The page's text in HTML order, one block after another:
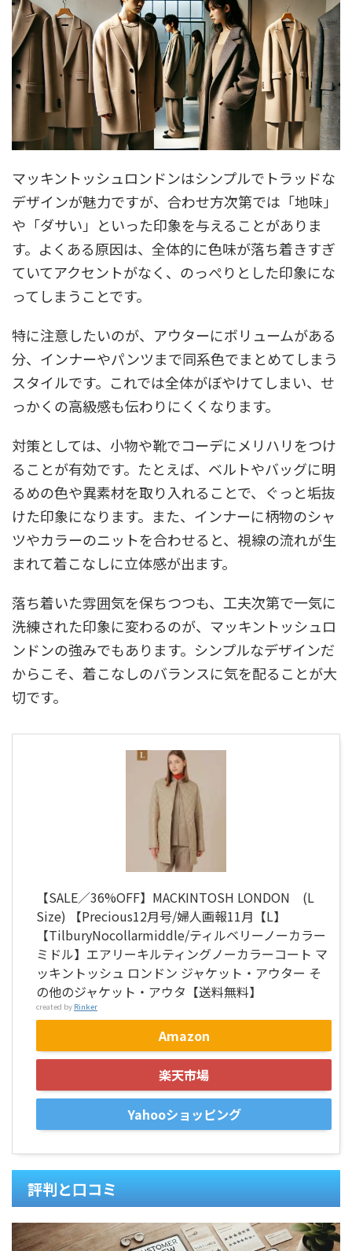
マッキントッシュロンドンはシンプルでトラッドな
デザインが魅力ですが、合わせ方次第では「地味」
や「ダサい」といった印象を与えることがありま
す。よくある原因は、全体的に色味が落ち着きすぎ
ていてアクセントがなく、のっぺりとした印象にな
ってしまうことです。
特に注意したいのが、アウターにボリュームがある
分、インナーやパンツまで同系色でまとめてしまう
スタイルです。これでは全体がぼやけてしまい、せ
っかくの高級感も伝わりにくくなります。
対策としては、小物や靴でコーデにメリハリをつけ
ることが有効です。たとえば、ベルトやバッグに明
るめの色や異素材を取り入れることで、ぐっと垢抜
けた印象になります。また、インナーに柄物のシャ
ツやカラーのニットを合わせると、視線の流れが生
まれて着こなしに立体感が出ます。
落ち着いた雰囲気を保ちつつも、工夫次第で一気に
洗練された印象に変わるのが、マッキントッシュロ
ンドンの強みでもあります。シンプルなデザインだ
からこそ、着こなしのバランスに気を配ることが大
切です。
【SALE／36%OFF】MACKINTOSH LONDON (L
Size) 【Precious12月号/婦人画報11月【L】
【TilburyNocollarmiddle/ティルベリーノーカラー
ミドル】エアリーキルティングノーカラーコート マ
ッキントッシュ ロンドン ジャケット・アウター そ
の他のジャケット・アウタ【送料無料】
created by Rinker
Amazon
楽天市場
Yahooショッピング
評判と口コミ